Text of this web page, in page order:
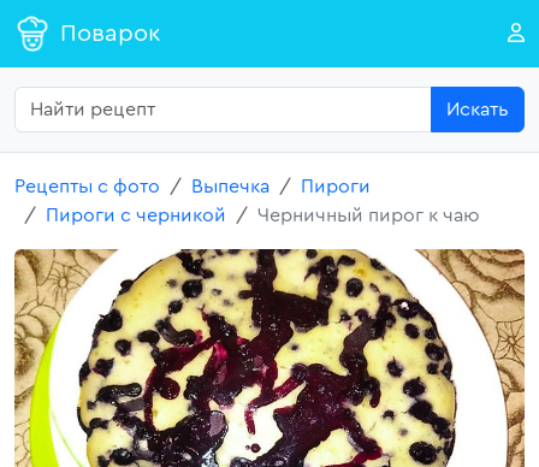
Поварок
Искать
Рецепты с фото Выпечка
Пироги
Пироги с черникой
Черничный пирог к чаю